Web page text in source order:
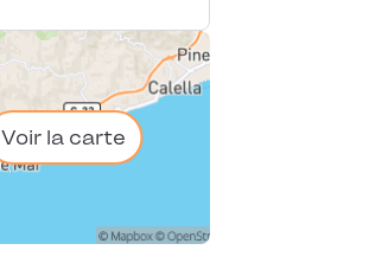
Voir la carte